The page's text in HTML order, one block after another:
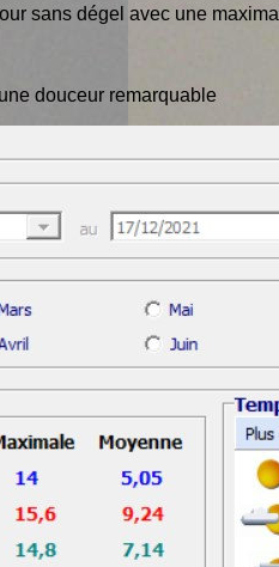
sans dégel avec une
douceur remarquable